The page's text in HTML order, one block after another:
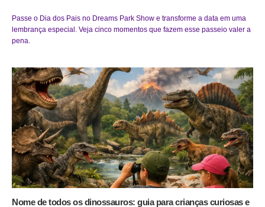
Passe o Dia dos Pais no Dreams Park Show e transforme a data em uma
lembrança especial. Veja cinco momentos que fazem esse passeio valer a
pena.
Nome de todos os dinossauros: guia para crianças curiosas e